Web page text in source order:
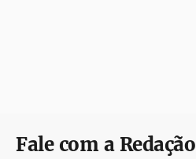
Fale com a Redação